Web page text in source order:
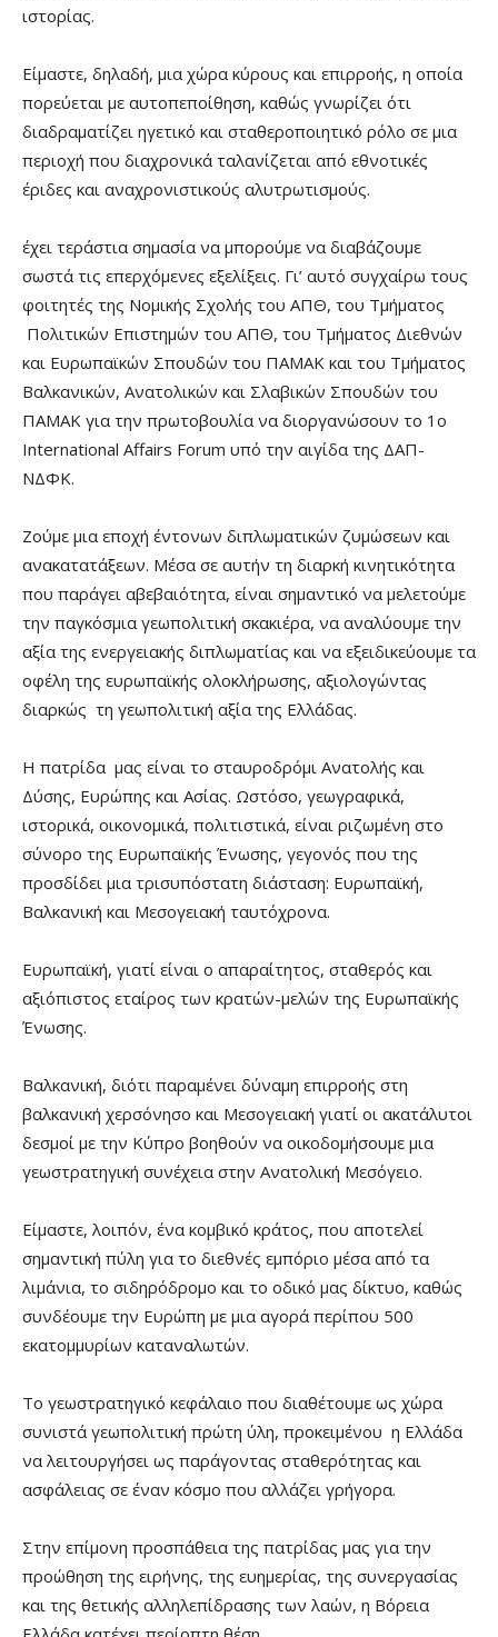
ιστορίας.
Είμαστε, δηλαδή, μια χώρα κύρους και επιρροής, η οποία
πορεύεται με αυτοπεποίθηση, καθώς γνωρίζει ότι
διαδραματίζει ηγετικό και σταθεροποιητικό ρόλο σε μια
περιοχή που διαχρονικά ταλανίζεται από εθνοτικές
έριδες και αναχρονιστικούς αλυτρωτισμούς.
έχει τεράστια σημασία να μπορούμε να διαβάζουμε
σωστά τις επερχόμενες εξελίξεις. Γι’ αυτό συγχαίρω τους
φοιτητές της Νομικής Σχολής του ΑΠΘ, του Τμήματος
Πολιτικών Επιστημών του ΑΠΘ, του Τμήματος Διεθνών
και Ευρωπαϊκών Σπουδών του ΠΑΜΑΚ και του Τμήματος
Βαλκανικών, Ανατολικών και Σλαβικών Σπουδών του
ΠΑΜΑΚ για την πρωτοβουλία να διοργανώσουν το 1ο
International Affairs Forum υπό την αιγίδα της ΔΑΠ-
ΝΔΦΚ.
Ζούμε μια εποχή έντονων διπλωματικών ζυμώσεων και
ανακατατάξεων. Μέσα σε αυτήν τη διαρκή κινητικότητα
που παράγει αβεβαιότητα, είναι σημαντικό να μελετούμε
την παγκόσμια γεωπολιτική σκακιέρα, να αναλύουμε την
αξία της ενεργειακής διπλωματίας και να εξειδικεύουμε τα
οφέλη της ευρωπαϊκής ολοκλήρωσης, αξιολογώντας
διαρκώς τη γεωπολιτική αξία της Ελλάδας.
Η πατρίδα μας είναι το σταυροδρόμι Ανατολής και
Δύσης, Ευρώπης και Ασίας. Ωστόσο, γεωγραφικά,
ιστορικά, οικονομικά, πολιτιστικά, είναι ριζωμένη στο
σύνορο της Ευρωπαϊκής Ένωσης, γεγονός που της
προσδίδει μια τρισυπόστατη διάσταση: Ευρωπαϊκή,
Βαλκανική και Μεσογειακή ταυτόχρονα.
Ευρωπαϊκή, γιατί είναι ο απαραίτητος, σταθερός και
αξιόπιστος εταίρος των κρατών-μελών της Ευρωπαϊκής
Ένωσης.
Βαλκανική, διότι παραμένει δύναμη επιρροής στη
βαλκανική χερσόνησο και Μεσογειακή γιατί οι ακατάλυτοι
δεσμοί με την Κύπρο βοηθούν να οικοδομήσουμε μια
γεωστρατηγική συνέχεια στην Ανατολική Μεσόγειο.
Είμαστε, λοιπόν, ένα κομβικό κράτος, που αποτελεί
σημαντική πύλη για το διεθνές εμπόριο μέσα από τα
λιμάνια, το σιδηρόδρομο και το οδικό μας δίκτυο, καθώς
συνδέουμε την Ευρώπη με μια αγορά περίπου 500
εκατομμυρίων καταναλωτών.
Το γεωστρατηγικό κεφάλαιο που διαθέτουμε ως χώρα
συνιστά γεωπολιτική πρώτη ύλη, προκειμένου η Ελλάδα
να λειτουργήσει ως παράγοντας σταθερότητας και
ασφάλειας σε έναν κόσμο που αλλάζει γρήγορα.
Στην επίμονη προσπάθεια της πατρίδας μας για την
προώθηση της ειρήνης, της ευημερίας, της συνεργασίας
και της θετικής αλληλεπίδρασης των λαών, η Βόρεια